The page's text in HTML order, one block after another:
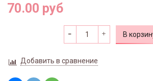
70.00 руб
В
Добавить в сравнение